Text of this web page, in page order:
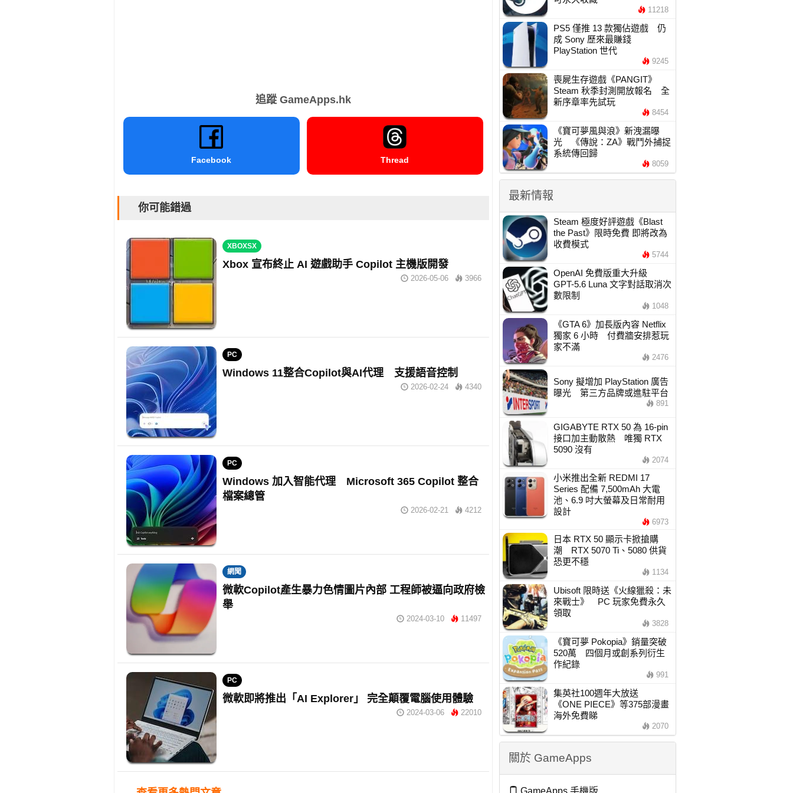
追蹤 GameApps.hk
Facebook Thread
你可能錯過
XBOXSX
Xbox 宣布終止 AI 遊戲助手 Copilot 主機版開發
2026-05-06 3966
PC
Windows 11整合Copilot與AI代理 支援語音控制
2026-02-24 4340
PC
Windows 加入智能代理 Microsoft 365 Copilot 整合
檔案總管
2026-02-21 4212
網聞
微軟Copilot產生暴力色情圖片內部 工程師被逼向政府檢
舉
2024-03-10 11497
PC
微軟即將推出「AI Explorer」 完全顛覆電腦使用體驗
2024-03-06 22010
11218
PS5 僅推 13 款獨佔遊戲 仍
成 Sony 歷來最賺錢
PlayStation 世代
9245
喪屍生存遊戲《PANGIT》
Steam 秋季封測開放報名 全
新序章率先試玩
8454
《寶可夢風與浪》新洩漏曝
光 《傳說：ZA》戰鬥外捕捉
系統傳回歸
8059
最新情報
Steam 極度好評遊戲《Blast
the Past》限時免費 即將改為
收費模式
5744
OpenAI 免費版重大升級
GPT-5.6 Luna 文字對話取消次
數限制
1048
《GTA 6》加長版內容 Netflix
獨家 6 小時 付費牆安排惹玩
家不滿
2476
Sony 擬增加 PlayStation 廣告
曝光 第三方品牌或進駐平台
891
GIGABYTE RTX 50 為 16-pin
接口加主動散熱 唯獨 RTX
5090 沒有
2074
小米推出全新 REDMI 17
Series 配備 7,500mAh 大電
池、6.9 吋大螢幕及日常耐用
設計
6973
日本 RTX 50 顯示卡掀搶購
潮 RTX 5070 Ti、5080 供貨
恐更不穩
1134
Ubisoft 限時送《火線獵殺：未
來戰士》 PC 玩家免費永久
領取
3828
《寶可夢 Pokopia》銷量突破
520萬 四個月或創系列衍生
作紀錄
991
集英社100週年大放送
《ONE PIECE》等375部漫畫
海外免費睇
2070
關於 GameApps
GameApps 手機版